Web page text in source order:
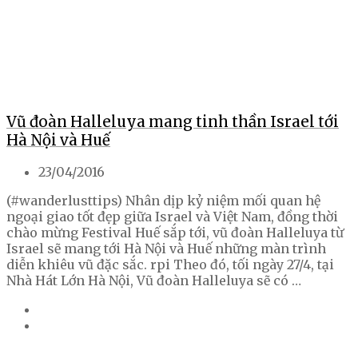
Vũ đoàn Halleluya mang tinh thần Israel tới
Hà Nội và Huế
23/04/2016
(#wanderlusttips) Nhân dịp kỷ niệm mối quan hệ
ngoại giao tốt đẹp giữa Israel và Việt Nam, đồng thời
chào mừng Festival Huế sắp tới, vũ đoàn Halleluya từ
Israel sẽ mang tới Hà Nội và Huế những màn trình
diễn khiêu vũ đặc sắc. rpi Theo đó, tối ngày 27/4, tại
Nhà Hát Lớn Hà Nội, Vũ đoàn Halleluya sẽ có …